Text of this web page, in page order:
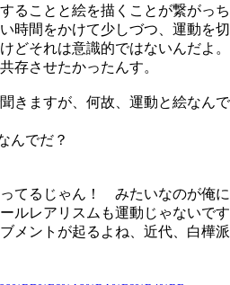
ることと絵を描くことが繋がっち
時間をかけて少しづつ、運動を切
どそれは意識的ではないんだよ。
存させたかったんす。
きますが、何故、運動と絵なんで
んでだ？
てるじゃん！ みたいなのが俺に
ルレアリスムも運動じゃないです
メントが起るよね、近代、白樺派